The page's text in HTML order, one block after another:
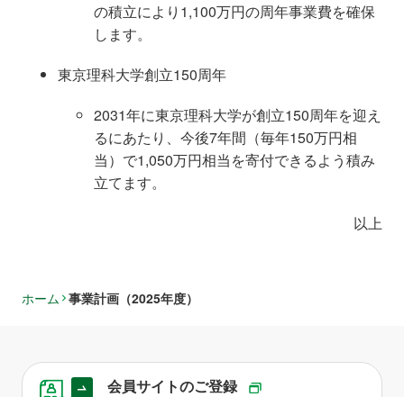
の積立により1,100万円の周年事業費を確保
します。
東京理科大学創立150周年
2031年に東京理科大学が創立150周年を迎え
るにあたり、今後7年間（毎年150万円相
当）で1,050万円相当を寄付できるよう積み
立てます。
以上
ホーム 事業計画（2025年度）
会員サイトのご登録